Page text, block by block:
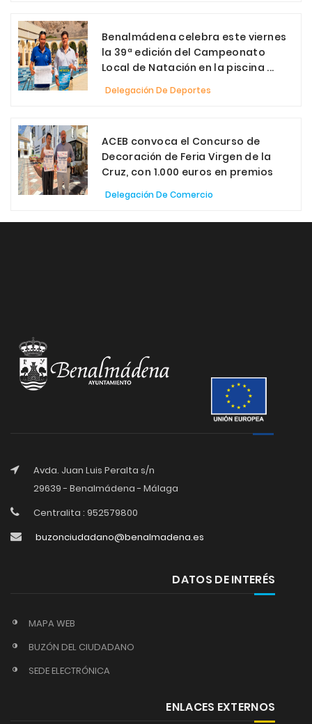
Benalmádena celebra este viernes
la 39ª edición del Campeonato
Local de Natación en la piscina ...
Delegación De Deportes
ACEB convoca el Concurso de
Decoración de Feria Virgen de la
Cruz, con 1.000 euros en premios
Delegación De Comercio
Avda. Juan Luis Peralta s/n
29639 - Benalmádena - Málaga
Centralita : 952579800
buzonciudadano@benalmadena.es
DATOS DE INTERÉS
MAPA WEB
BUZÓN DEL CIUDADANO
SEDE ELECTRÓNICA
ENLACES EXTERNOS